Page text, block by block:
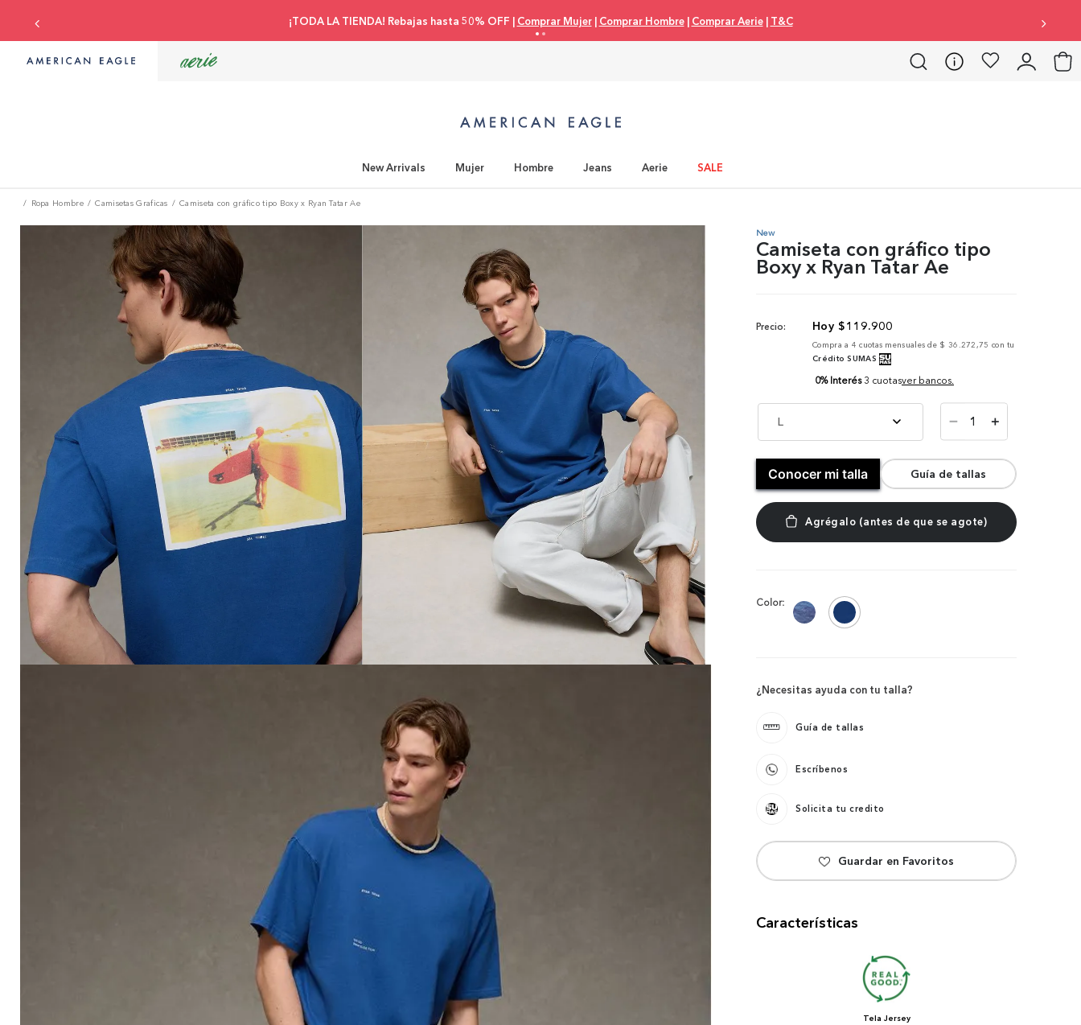
Compra con tu tarjeta de crédito 3 cuotas 0% interés |Comprar Mujer
New Arrivals Mujer Hombre Jeans Aerie SALE
Ropa Hombre Camisetas Graficas Camiseta con gráfico tipo Boxy x Ryan Tatar Ae
New
Camiseta con gráfico tipo
Boxy x Ryan Tatar Ae
Precio: $119.900
Compra a 4 cuotas mensuales de $ 36.272,75 con tu
Crédito SUMAS
0% Interés 3 cuotasver bancos.
L ＋
－
Conocer mi talla Guía de tallas
Color:
¿Necesitas ayuda con tu talla?
Guía de tallas
Escríbenos
Solicita tu credito
Características
Tela Jersey